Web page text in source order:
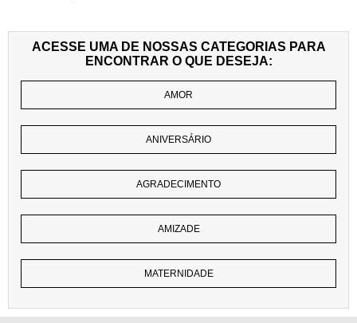
ACESSE UMA DE NOSSAS CATEGORIAS PARA
ENCONTRAR O QUE DESEJA:
AMOR
ANIVERSÁRIO
AGRADECIMENTO
AMIZADE
MATERNIDADE